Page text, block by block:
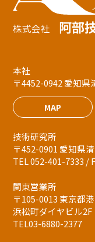
株式会社 阿部
本社
〒4452-0942 愛知
MAP
技術研究所
〒452-0901 愛知県
TEL 052-401-7333 /
関東営業所
〒105-0013 東京都
浜松町ダイヤビル2F
TEL03-6880-2377